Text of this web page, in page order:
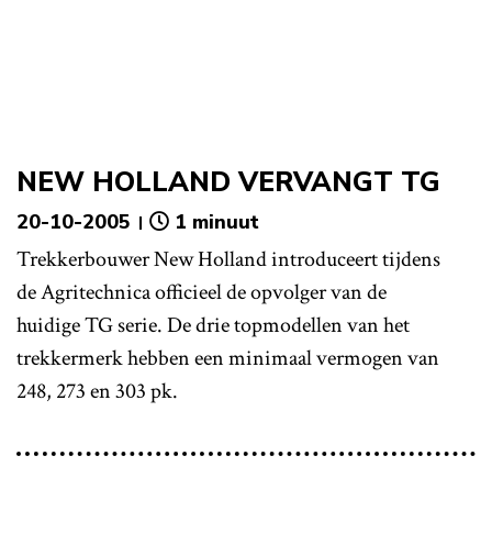
NEW HOLLAND VERVANGT TG
20-10-2005 1 minuut
Trekkerbouwer New Holland introduceert tijdens
de Agritechnica officieel de opvolger van de
huidige TG serie. De drie topmodellen van het
trekkermerk hebben een minimaal vermogen van
248, 273 en 303 pk.